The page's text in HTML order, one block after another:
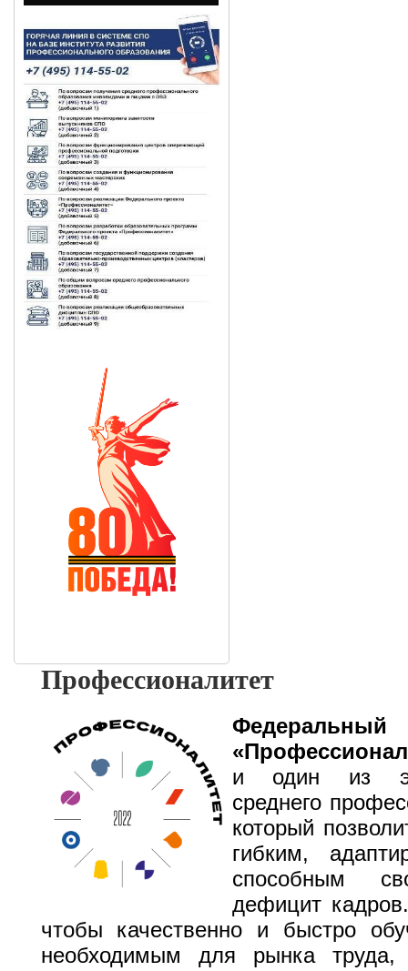
Профессионалитет
и один из
среднего
который
гибким,
способным
дефицит
чтобы качественно и быстро
необходимым для рынка